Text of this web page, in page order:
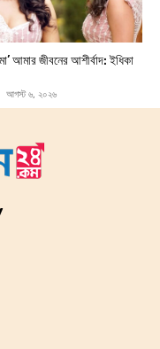
আমার জীবনের আশীর্বাদ: ইধিকা
আগস্ট ৬, ২০২৬